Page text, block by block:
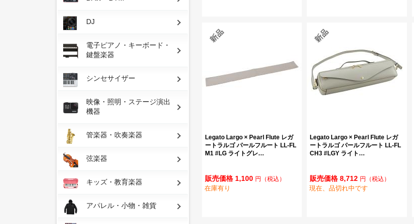
DJ
電子ピアノ・キーボード・
鍵盤楽器
シンセサイザー
映像・照明・ステージ演出
機器
管楽器・吹奏楽器
弦楽器
キッズ・教育楽器
アパレル・小物・雑貨
Legato Largo × Pearl Flute レガ
ートラルゴ パールフルート LL-FL
M1 #LG ライトグレ…
販売価格 1,100 円 （税込）
在庫有り
Legato Largo × Pearl Flute レガ
ートラルゴ パールフルート LL-FL
CH3 #LGY ライト…
販売価格 8,712 円 （税込）
現在、品切れ中です